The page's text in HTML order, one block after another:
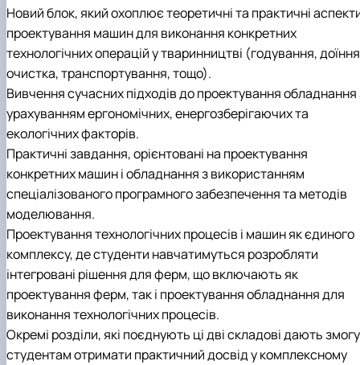
Новий блок, який охоплює теоретичні та практичні
проектування машин для виконання конкретних
технологічних операцій у тваринництві (годування,
очистка, транспортування, тощо).
Вивчення сучасних підходів до проектування обладнання
урахуванням ергономічних, енергозберігаючих та
екологічних факторів.
Практичні завдання, орієнтовані на проектування
конкретних машин і обладнання з використанням
спеціалізованого програмного забезпечення та методів
моделювання.
Проектування технологічних процесів і машин як єдиного
комплексу, де студенти навчатимуться розробляти
інтегровані рішення для ферм, що включають як
проектування ферм, так і проектування обладнання для
виконання технологічних процесів.
Окремі розділи, які поєднують ці дві складові дають змогу
студентам отримати практичний досвід у комплексному